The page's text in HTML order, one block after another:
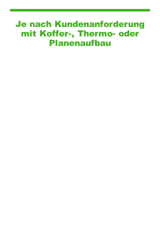
Je nach Kundenanforderung
mit Koffer-, Thermo- oder
Planenaufbau